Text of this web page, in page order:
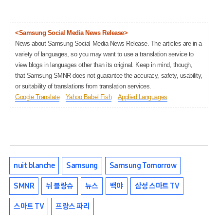
<Samsung Social Media News Release>
News about Samsung Social Media News Release. The articles are in a
variety of languages, so you may want to use a translation service to
view blogs in languages other than its original. Keep in mind, though,
that Samsung SMNR does not guarantee the accuracy, safety, usability,
or suitability of translations from translation services.
Google Translate
Yahoo Babel Fish Applied Languages
nuit blanche Samsung Samsung Tomorrow
SMNR 뉘 블랑슈 뉴스 백야 삼성 스마트 TV
스마트 TV 프랑스 파리